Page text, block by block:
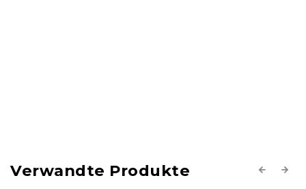
Verwandte Produkte Previous
Next